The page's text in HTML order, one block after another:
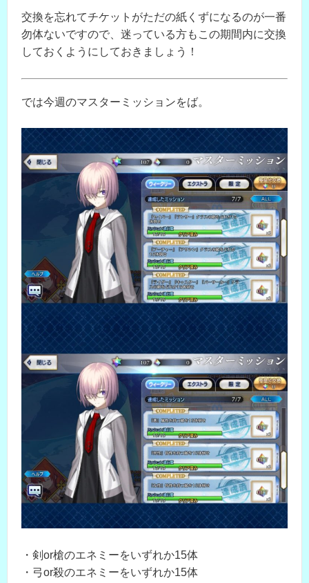
交換を忘れてチケットがただの紙くずになるのが一番
勿体ないですので、迷っている方もこの期間内に交換
しておくようにしておきましょう！
では今週のマスターミッションをば。
・剣or槍のエネミーをいずれか15体
・弓or殺のエネミーをいずれか15体